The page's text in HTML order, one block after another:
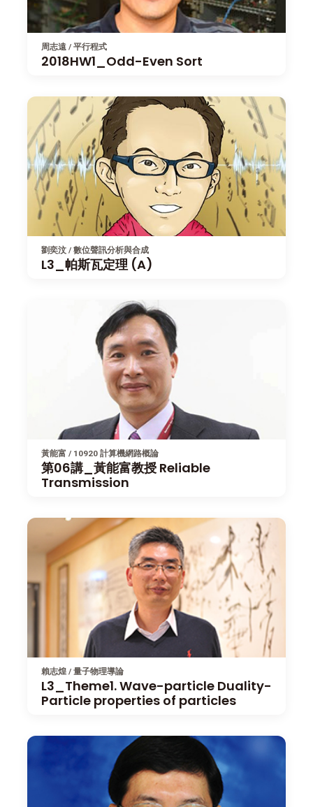
周志遠 / 平行程式
2018HW1_Odd-Even Sort
劉奕汶 / 數位聲訊分析與合成
L3_帕斯瓦定理 (A)
黃能富 / 10920 計算機網路概論
第06講_黃能富教授 Reliable
Transmission
賴志煌 / 量子物理導論
L3_Theme1. Wave-particle Duality-
Particle properties of particles